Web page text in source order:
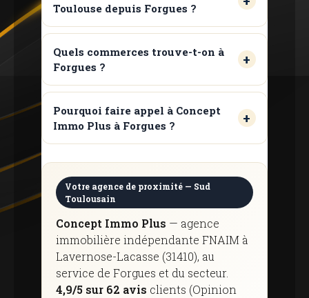
Toulouse depuis Forgues ?
Quels commerces trouve-t-on à
Forgues ?
Pourquoi faire appel à Concept
Immo Plus à Forgues ?
Votre agence de proximité — Sud
Toulousain
Concept Immo Plus — agence
immobilière indépendante FNAIM à
Lavernose-Lacasse (31410), au
service de Forgues et du secteur.
4,9/5 sur 62 avis clients (Opinion